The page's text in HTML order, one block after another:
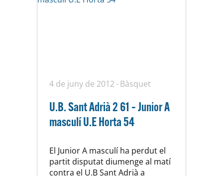
4 de juny de 2012 Bàsquet
U.B. Sant Adrià 2 61 – Junior A
masculí U.E Horta 54
El Junior A masculí ha perdut el
partit disputat diumenge al matí
contra el U.B Sant Adrià a